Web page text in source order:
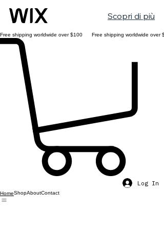
Scopri di più